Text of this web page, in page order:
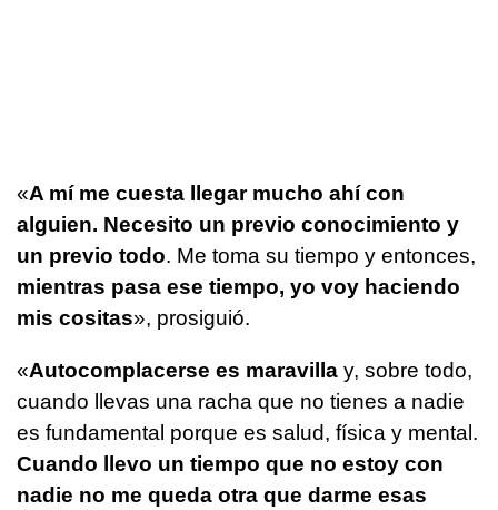
«A mí me cuesta llegar mucho ahí con
alguien. Necesito un previo conocimiento y
un previo todo. Me toma su tiempo y entonces,
mientras pasa ese tiempo, yo voy haciendo
mis cositas», prosiguió.
«Autocomplacerse es maravilla y, sobre todo,
cuando llevas una racha que no tienes a nadie
es fundamental porque es salud, física y mental.
Cuando llevo un tiempo que no estoy con
nadie no me queda otra que darme esas